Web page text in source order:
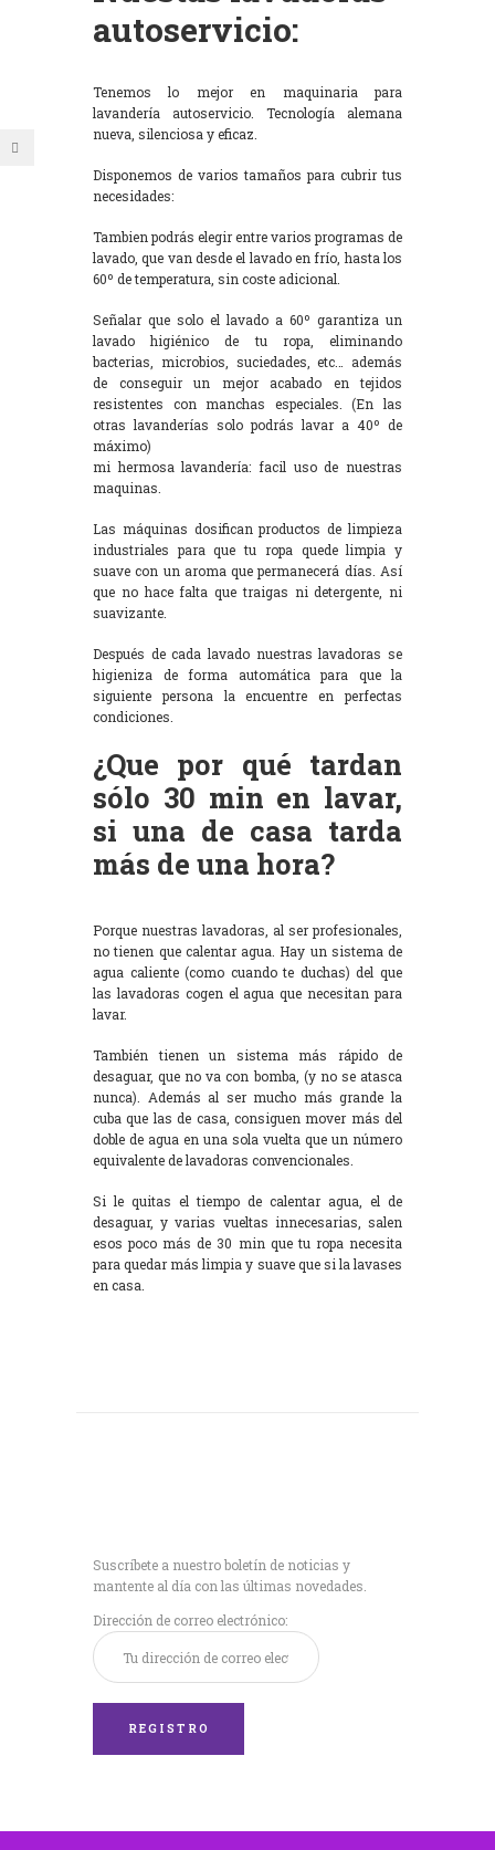
autoservicio:
Tenemos lo mejor en maquinaria para
lavandería autoservicio. Tecnología alemana
nueva, silenciosa y eficaz.
Disponemos de varios tamaños para cubrir tus
necesidades:
Tambien podrás elegir entre varios programas de
lavado, que van desde el lavado en frío, hasta los
60º de temperatura, sin coste adicional.
Señalar que solo el lavado a 60º garantiza un
lavado higiénico de tu ropa, eliminando
bacterias, microbios, suciedades, etc… además
de conseguir un mejor acabado en tejidos
resistentes con manchas especiales. (En las
otras lavanderías solo podrás lavar a 40º de
máximo)
mi hermosa lavandería: facil uso de nuestras
maquinas.
Las máquinas dosifican productos de limpieza
industriales para que tu ropa quede limpia y
suave con un aroma que permanecerá días. Así
que no hace falta que traigas ni detergente, ni
suavizante.
Después de cada lavado nuestras lavadoras se
higieniza de forma automática para que la
siguiente persona la encuentre en perfectas
condiciones.
¿Que por qué tardan
sólo 30 min en lavar,
si una de casa tarda
más de una hora?
Porque nuestras lavadoras, al ser profesionales,
no tienen que calentar agua. Hay un sistema de
agua caliente (como cuando te duchas) del que
las lavadoras cogen el agua que necesitan para
lavar.
También tienen un sistema más rápido de
desaguar, que no va con bomba, (y no se atasca
nunca). Además al ser mucho más grande la
cuba que las de casa, consiguen mover más del
doble de agua en una sola vuelta que un número
equivalente de lavadoras convencionales.
Si le quitas el tiempo de calentar agua, el de
desaguar, y varias vueltas innecesarias, salen
esos poco más de 30 min que tu ropa necesita
para quedar más limpia y suave que si la lavases
en casa.
Suscríbete a nuestro boletín de noticias y
mantente al día con las últimas novedades.
Dirección de correo electrónico: